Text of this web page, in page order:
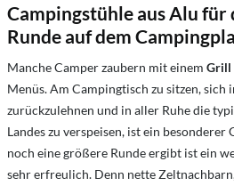
Campingstühle aus Alu für
Runde auf dem
Manche Camper zaubern mit einem Grill
Menüs. Am Campingtisch zu sitzen,
zurückzulehnen und in aller Ruhe die
Landes zu verspeisen, ist ein besonderer
noch eine größere Runde ergibt ist ein
sehr erfreulich. Denn nette